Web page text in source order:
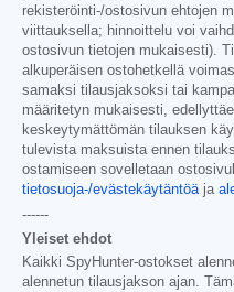
rekisteröinti-/ostosivun ehtojen
viittauksella; hinnoittelu voi
ostosivun tietojen mukaisesti).
alkuperäisen ostohetkellä
samaksi tilausjaksoksi tai
määritetyn mukaisesti,
keskeytymättömän tilauksen
tulevista maksuista ennen
ostamiseen sovelletaan
tietosuoja-/evästekäytäntöä ja
------
Yleiset ehdot
Kaikki SpyHunter-ostokset
alennetun tilausjakson ajan.